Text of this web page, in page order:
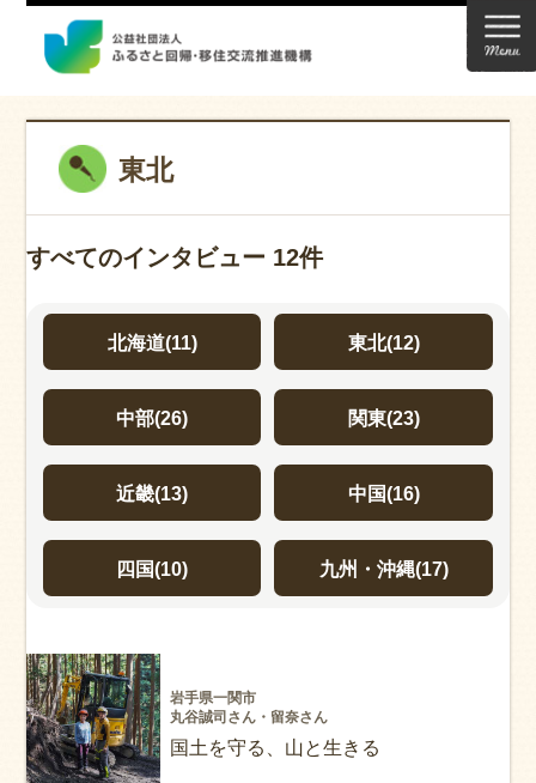
東北
すべてのインタビュー 12件
北海道(11) 東北(12)
中部(26) 関東(23)
近畿(13) 中国(16)
四国(10) 九州・沖縄(17)
岩手県一関市
丸谷誠司さん・留奈さん
国土を守る、山と生きる